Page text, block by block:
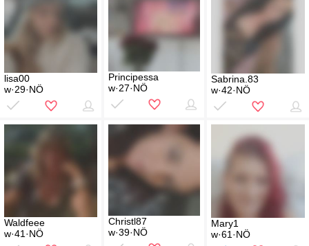
lisa00
w·29·NÖ
Principessa
w·27·NÖ
Sabrina.83
w·42·NÖ
Waldfeee
w·41·NÖ
Christl87
w·39·NÖ
Mary1
w·61·NÖ